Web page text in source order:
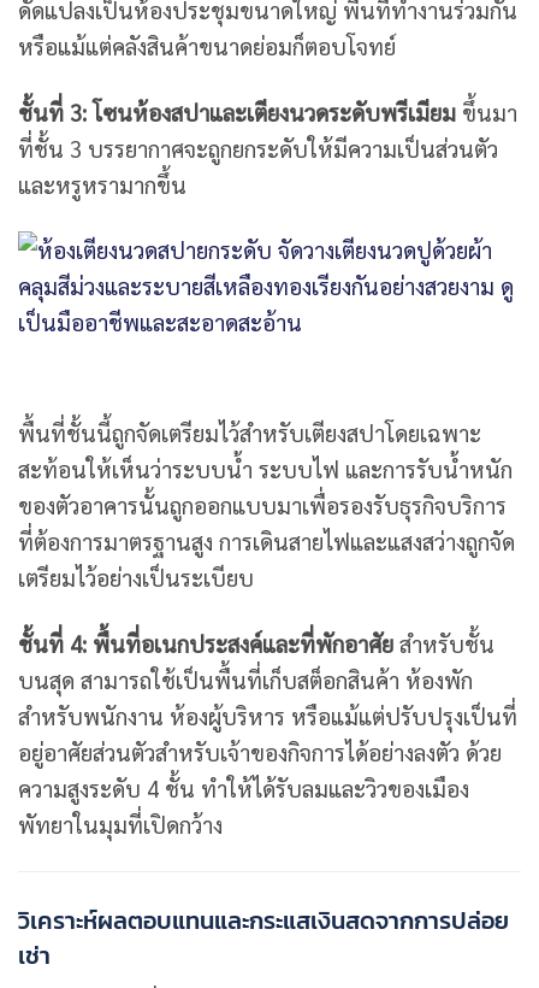
ดัดแปลงเป็นห้องประชุมขนาดใหญ่ พื้นที่ทำงานร่วมกัน
หรือแม้แต่คลังสินค้าขนาดย่อมก็ตอบโจทย์
ชั้นที่ 3: โซนห้องสปาและเตียงนวดระดับพรีเมียม ขึ้นมา
ที่ชั้น 3 บรรยากาศจะถูกยกระดับให้มีความเป็นส่วนตัว
และหรูหรามากขึ้น
พื้นที่ชั้นนี้ถูกจัดเตรียมไว้สำหรับเตียงสปาโดยเฉพาะ
สะท้อนให้เห็นว่าระบบน้ำ ระบบไฟ และการรับน้ำหนัก
ของตัวอาคารนั้นถูกออกแบบมาเพื่อรองรับธุรกิจบริการ
ที่ต้องการมาตรฐานสูง การเดินสายไฟและแสงสว่างถูกจัด
เตรียมไว้อย่างเป็นระเบียบ
ชั้นที่ 4: พื้นที่อเนกประสงค์และที่พักอาศัย สำหรับชั้น
บนสุด สามารถใช้เป็นพื้นที่เก็บสต็อกสินค้า ห้องพัก
สำหรับพนักงาน ห้องผู้บริหาร หรือแม้แต่ปรับปรุงเป็นที่
อยู่อาศัยส่วนตัวสำหรับเจ้าของกิจการได้อย่างลงตัว ด้วย
ความสูงระดับ 4 ชั้น ทำให้ได้รับลมและวิวของเมือง
พัทยาในมุมที่เปิดกว้าง
วิเคราะห์ผลตอบแทนและกระแสเงินสดจากการปล่อย
เช่า